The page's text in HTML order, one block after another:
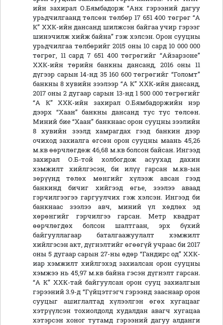
ийн захирал О.Бямбадорж “Анх гэрээний дагуу
урьдчилгаанд төлсөн төлбөр 17 651 400 төгрөг “А
К” ХХК-ийн дансанд шилжсэн байгаа учир гэрээг
шинэчилж хийж байна” гэж хэлсэн. Орон сууцны
урьдчилгаа төлбөрийг 2015 оны 10 сард 10 000 000
төгрөг, 11 сард 7 651 400 төгрөгийг “Айзарзоне”
ХХК-ийн төрийн банкны дансанд, 2016 оны 11
дүгээр сарын 14-нд 35 160 600 төгрөгийг “Голомт”
банкны 8 хувийн зээлээр “А К” ХХК-ийн дансанд,
2017 оны 2 дугаар сарын 13-нд 1 500 000 төгрөгийг
“А К” ХХК-ийн захирал О.Бямбадоржийн нэр
дээрх “Хаан” банкны дансанд тус тус төлсөн.
Миний бие “Хаан” банкнаас орон сууцны зээлийн
8 хувийн зээлд хамрагдах гээд банкин дээр
очиход захиалга өгсөн орон сууцны маань 45,26
м.кв өөрчлөгдөж 46,68 м.кв болсон байсан. Ингээд
захирал О.Б-той холбогдож асуухад дахин
хэмжилт хийлгэсэн, би илүү гарсан м.кв-ын
зөрүүнд төлөх мөнгийг хүлээж авсан гээд
банкинд бичиг хийгээд өгье, зээлээ аваад
гэрчилгээгээ гаргуулчих гэж хэлсэн. Ингээд би
банкнаас зээлээ авч, миний үл хөдлөх эд
хөрөнгийг гэрчилгээ гарсан. Метр квадрат
өөрчлөгдөх болсон шалтгаан, эрх бүхий
байгууллагаар баталгаажуулалт хэмжилт
хийлгэсэн акт, дүгнэлтийг өгөөгүй учраас би 2017
оны 5 дугаар сарын 27-ны өдөр “Гандирс од” ХХК-
иар хэмжилт хийлгэхэд захиалсан орон сууцны
хэмжээ нь 45,97 м.кв байна гэсэн дүгнэлт гарсан.
“А К” ХХК-тай байгуулсан орон сууц захиалгын
гэрээний 3.9-д “Гүйцэтгэгч гэрээнд зааснаар орон
сууцыг ашиглалтад хүлээлгэн өгөх хугацааг
хэтрүүлсэн тохиолдолд худалдан авагч хугацаа
хэтэрсэн хоног тутамд гэрээний дагуу алданги